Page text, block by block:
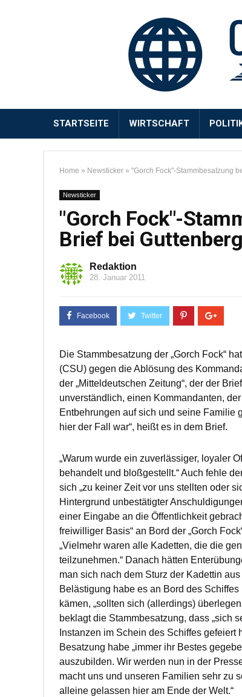
STARTSEITE WIRTSCHAFT
Home » Newsticker » "Gorch Fock"-Stammbesatzung
Newsticker
"Gorch Fock"-
Brief bei Guttenberg
Redaktion
28. Januar 2011
Die Stammbesatzung der „Gorch Fock“
(CSU) gegen die Ablösung des
der „Mitteldeutschen Zeitung“, der der
unverständlich, einen Kommandanten,
Entbehrungen auf sich und seine Familie
hier der Fall war“, heißt es in dem Brief.
„Warum wurde ein zuverlässiger, loyaler
behandelt und bloßgestellt.“ Auch fehle
sich „zu keiner Zeit vor uns stellten oder
Hintergrund unbestätigter
einer Eingabe an die Öffentlichkeit
freiwilliger Basis“ an Bord der „Gorch
„Vielmehr waren alle Kadetten, die die
teilzunehmen.“ Danach hätten
man sich nach dem Sturz der Kadettin
Belästigung habe es an Bord des
kämen, „sollten sich (allerdings)
beklagt die Stammbesatzung, dass „sich
Instanzen im Schein des Schiffes
Besatzung habe „immer ihr Bestes
auszubilden. Wir werden nun in der
macht uns und unseren Familien sehr zu
alleine gelassen hier am Ende der Welt.“